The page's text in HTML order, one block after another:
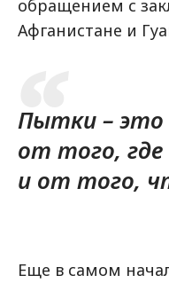
обращением с
Афганистане и
Пытки – это
от того,
и от того,
Еще в самом